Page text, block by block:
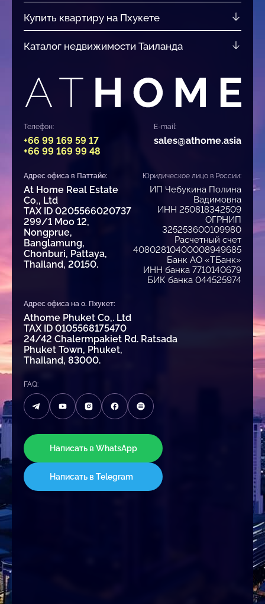
Купить квартиру на Пхукете
Каталог недвижимости Таиланда
Телефон:
+66 99 169 59 17
+66 99 169 99 48
E-mail:
sales@athome.asia
Адрес офиса в Паттайе:
At Home Real Estate
Co,, Ltd
TAX ID 0205566020737
299/1 Moo 12,
Nongprue,
Banglamung,
Chonburi, Pattaya,
Thailand, 20150.
Юридическое лицо в России:
ИП Чебукина Полина
Вадимовна
ИНН 250818342509
ОГРНИП
325253600109980
Расчетный счет
40802810400008949685
Банк АО «ТБанк»
ИНН банка 7710140679
БИК банка 044525974
Адрес офиса на о. Пхукет:
Athome Phuket Co,. Ltd
TAX ID 0105568175470
24/42 Chalermpakiet Rd. Ratsada
Phuket Town, Phuket,
Thailand, 83000.
FAQ:
Написать в WhatsApp
Написать в Telegram